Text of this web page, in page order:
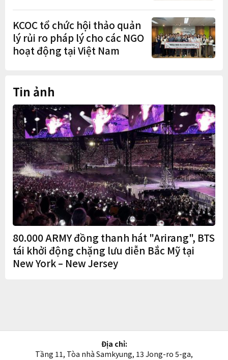
KCOC tổ chức hội thảo quản
lý rủi ro pháp lý cho các NGO
hoạt động tại Việt Nam
Tin ảnh
80.000 ARMY đồng thanh hát "Arirang", BTS
tái khởi động chặng lưu diễn Bắc Mỹ tại
New York – New Jersey
Địa chỉ:
Tầng 11, Tòa nhà Samkyung, 13 Jong-ro 5-ga,